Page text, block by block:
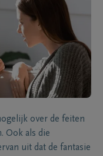
over de feiten
Ook als die
uit dat de fantasie